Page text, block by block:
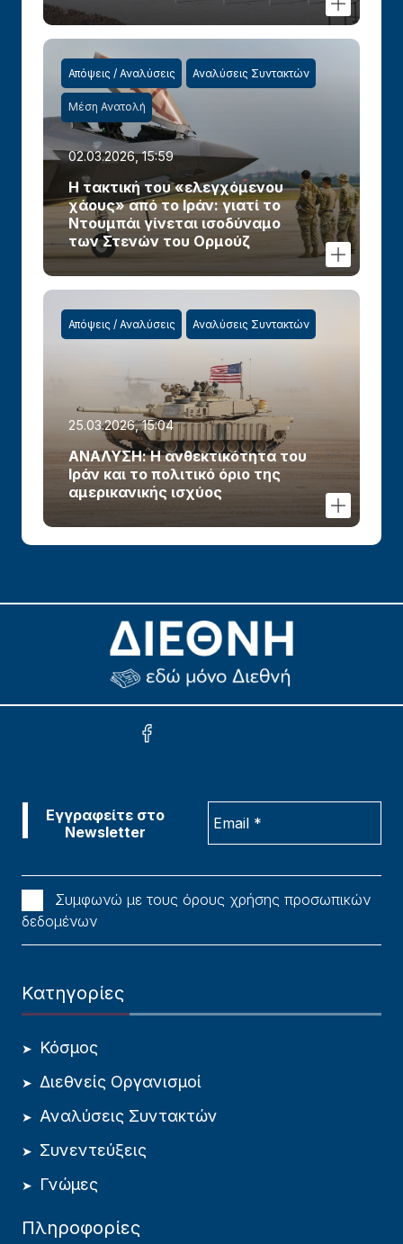
Απόψεις / Αναλύσεις Αναλύσεις Συντακτών
Μέση Ανατολή
02.03.2026, 15:59
Η τακτική του «ελεγχόμενου
χάους» από το Ιράν: γιατί το
Ντουμπάι γίνεται ισοδύναμο
των Στενών του Ορμούζ
Απόψεις / Αναλύσεις Αναλύσεις Συντακτών
25.03.2026, 15:04
ΑΝΑΛΥΣΗ: Η ανθεκτικότητα του
Ιράν και το πολιτικό όριο της
αμερικανικής ισχύος
Συμφωνώ με τους όρους χρήσης προσωπικών
δεδομένων
Κατηγορίες
Κόσμος
Διεθνείς Οργανισμοί
Αναλύσεις Συντακτών
Συνεντεύξεις
Γνώμες
Πληροφορίες